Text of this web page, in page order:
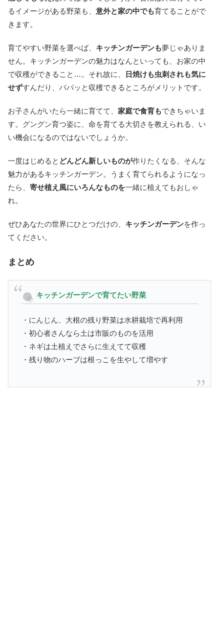
るイメージがある野菜も、 意外と家の中でも育てることがで
きます。
育てやすい野菜を選べば、 キッチンガーデンも夢じゃありま
せん。キッチンガーデンの魅力はなんといっても、お家の中
で収穫ができること…。それ故に、
日焼けも虫刺されも気に
せずすんだり、パパッと収穫できるところがメリットです。
お子さんがいたら一緒に育てて、 家庭で食育もできちゃいま
す。グングン育つ姿に、命を育てる大切さを教えられる、い
い機会になるのではないでしょうか。
一度はじめると どんどん新しいものが作りたくなる、そんな
魅力があるキッチンガーデン。うまく育てられるようになっ
たら、 寄せ植え風にいろんなものを一緒に植えてもおしゃ
れ。
ぜひあなたの世界にひとつだけの、 キッチンガーデンを作っ
てください。
まとめ
キッチンガーデンで育てたい野菜
・にんじん、大根の残り野菜は水耕栽培で再利用
・初心者さんなら土は市販のものを活用
・ネギは土植えでさらに生えてて収穫
・残り物のハーブは根っこを生やして増やす